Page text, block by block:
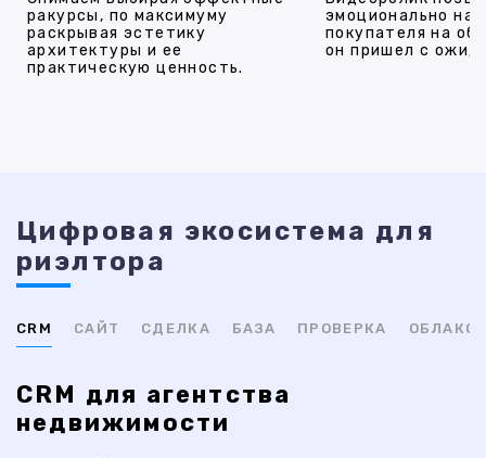
ракурсы, по максимуму
раскрывая эстетику
архитектуры и ее
практическую ценность.
эмоционально
покупателя на
он пришел с
Цифровая экосистема для
риэлтора
CRM САЙТ СДЕЛКА БАЗА ПРОВЕРКА ОБЛАКО
CRM для агентства
недвижимости